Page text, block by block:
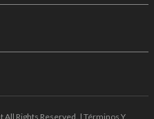
Rights Reserved. | Términos Y